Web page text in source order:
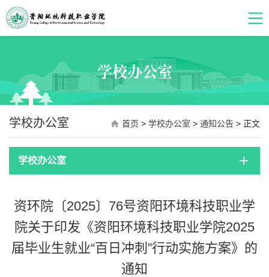
学校办公室
学校办公室 首页 > 学校办公室 > 通知公告 > 正文
学校办公室
资环院〔2025〕76号资阳环境科技职业学
院关于印发《资阳环境科技职业学院2025
届毕业生就业“百日冲刺”行动实施方案》的
通知